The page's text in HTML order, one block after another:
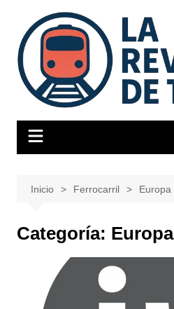
contenido
Inicio Ferrocarril Europa
Categoría: Europa